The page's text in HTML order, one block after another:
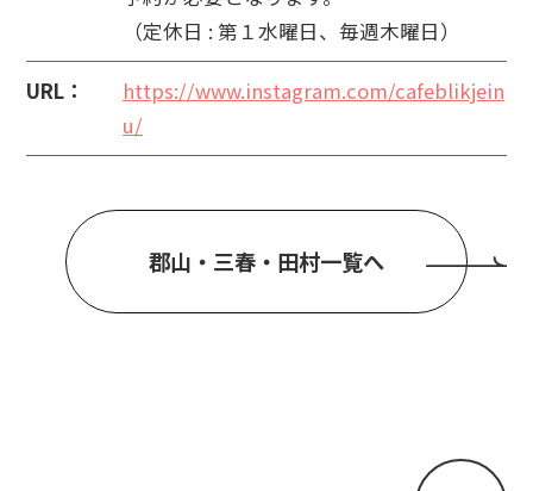
（定休日 : 第１水曜日、毎週木曜日）
URL：
https://www.instagram.com/cafeblikjein
u/
郡山・三春・田村一覧へ